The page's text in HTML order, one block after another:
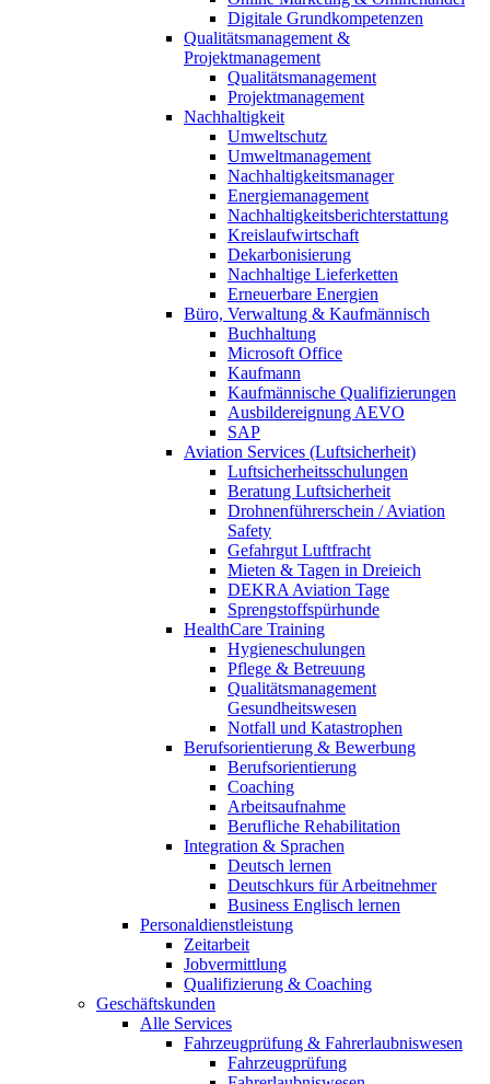
Digitale Grundkompetenzen
Qualitätsmanagement &
Projektmanagement
Qualitätsmanagement
Projektmanagement
Nachhaltigkeit
Umweltschutz
Umweltmanagement
Nachhaltigkeitsmanager
Energiemanagement
Nachhaltigkeitsberichterstattung
Kreislaufwirtschaft
Dekarbonisierung
Nachhaltige Lieferketten
Erneuerbare Energien
Büro, Verwaltung & Kaufmännisch
Buchhaltung
Microsoft Office
Kaufmann
Kaufmännische Qualifizierungen
Ausbildereignung AEVO
SAP
Aviation Services (Luftsicherheit)
Luftsicherheitsschulungen
Beratung Luftsicherheit
Drohnenführerschein / Aviation
Safety
Gefahrgut Luftfracht
Mieten & Tagen in Dreieich
DEKRA Aviation Tage
Sprengstoffspürhunde
HealthCare Training
Hygieneschulungen
Pflege & Betreuung
Qualitätsmanagement
Gesundheitswesen
Notfall und Katastrophen
Berufsorientierung & Bewerbung
Berufsorientierung
Coaching
Arbeitsaufnahme
Berufliche Rehabilitation
Integration & Sprachen
Deutsch lernen
Deutschkurs für Arbeitnehmer
Business Englisch lernen
Personaldienstleistung
Zeitarbeit
Jobvermittlung
Qualifizierung & Coaching
Geschäftskunden
Alle Services
Fahrzeugprüfung & Fahrerlaubniswesen
Fahrzeugprüfung